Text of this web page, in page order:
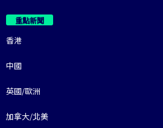
重點新聞
香港
中國
英國/歐洲
加拿大/北美